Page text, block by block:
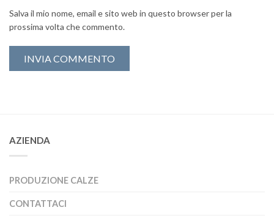
Salva il mio nome, email e sito web in questo browser per la
prossima volta che commento.
AZIENDA
PRODUZIONE CALZE
CONTATTACI